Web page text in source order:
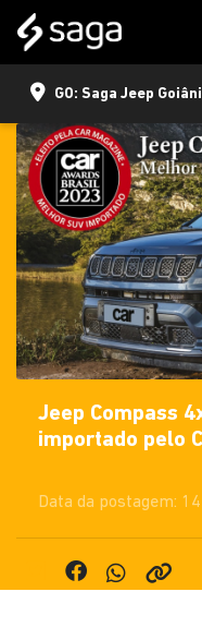
GO: Saga Jeep
Jeep Compass
importado pelo
Data da postagem: